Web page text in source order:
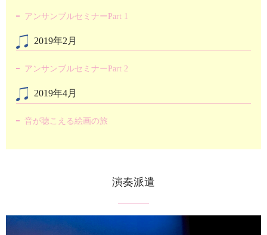
アンサンブルセミナーPart 1
2019年2月
アンサンブルセミナーPart 2
2019年4月
音が聴こえる絵画の旅
演奏派遣